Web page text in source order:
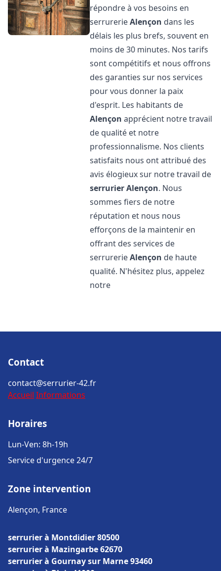
répondre à vos besoins en
serrurerieAlençon dans les
délais les plus brefs, souvent en
moins de 30 minutes. Nos tarifs
sont compétitifs et nous offrons
des garanties sur nos services
pour vous donner la paix
d'esprit. Les habitants de
Alençon apprécient notre travail
de qualité et notre
professionnalisme. Nos clients
satisfaits nous ont attribué des
avis élogieux sur notre travail de
serrurierAlençon. Nous
sommes fiers de notre
réputation et nous nous
efforçons de la maintenir en
offrant des services de
serrurerieAlençon de haute
qualité. N'hésitez plus, appelez
notre
Contact
contact@serrurier-42.fr
Accueil Informations
Horaires
Lun-Ven: 8h-19h
Service d'urgence 24/7
Zone intervention
Alençon, France
serrurier à Montdidier 80500
serrurier à Mazingarbe 62670
serrurier à Gournay sur Marne 93460